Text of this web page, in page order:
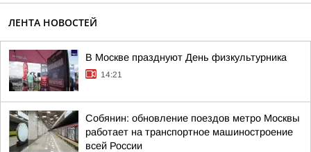
ЛЕНТА НОВОСТЕЙ
В Москве празднуют День физкультурника
14:21
Собянин: обновление поездов метро Москвы
работает на транспортное машиностроение
всей России